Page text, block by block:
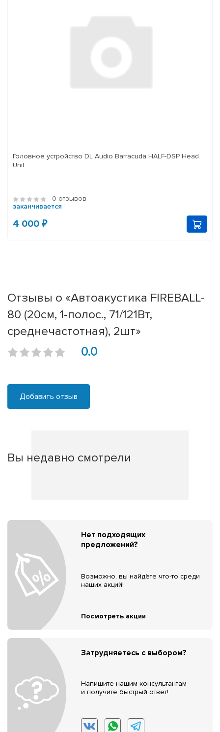
Головное устройство DL Audio Barracuda HALF-DSP Head
Unit
0 отзывов
заканчивается
4 000 ₽
Отзывы о «Автоакустика FIREBALL-
80 (20см, 1-полос., 71/121Вт,
среднечастотная), 2шт»
0.0
Добавить отзыв
Вы недавно смотрели
Нет подходящих
предложений?
Возможно, вы найдёте что-то среди
наших акций!
Посмотреть акции
Затрудняетесь с выбором?
Напишите нашим консультантам
и получите быстрый ответ!